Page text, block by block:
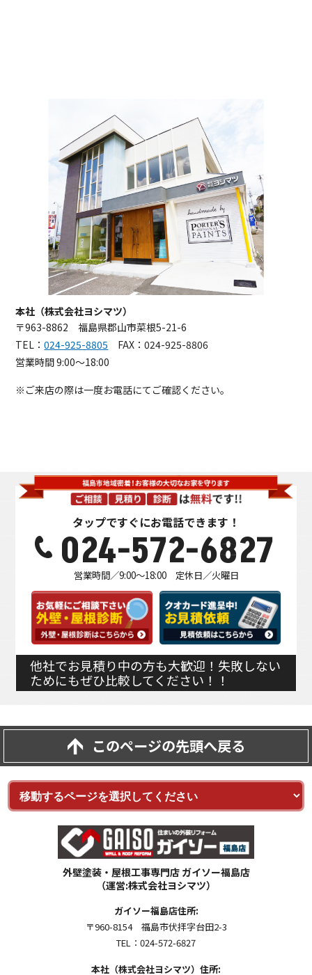
本社（株式会社ヨシマツ）
〒963-8862 福島県郡山市菜根5-21-6
TEL：024-925-8805 FAX：024-925-8806
営業時間 9:00～18:00
※ご来店の際は一度お電話にてご確認ください。
タップですぐにお電話できます！
024-572-6827
営業時間／9:00～18:00 定休日／火曜日
他社でお見積り中の方も大歓迎！失敗しない
ためにもぜひ比較してください！！
このページの先頭へ戻る
外壁塗装・屋根工事専門店 ガイソー福島店
（運営:株式会社ヨシマツ）
ガイソー福島店住所:
〒960-8154 福島市伏拝字台田2-3
TEL：024-572-6827
本社（株式会社ヨシマツ）住所: